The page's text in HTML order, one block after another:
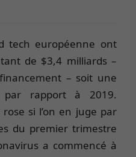
tech européenne ont
de $3,4 milliards –
– soit une
par rapport à 2019.
si l’on en juge par
du premier trimestre
a commencé à